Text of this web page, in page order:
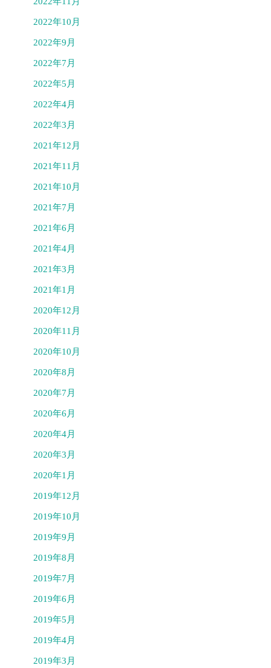
2022年10月
2022年9月
2022年7月
2022年5月
2022年4月
2022年3月
2021年12月
2021年11月
2021年10月
2021年7月
2021年6月
2021年4月
2021年3月
2021年1月
2020年12月
2020年11月
2020年10月
2020年8月
2020年7月
2020年6月
2020年4月
2020年3月
2020年1月
2019年12月
2019年10月
2019年9月
2019年8月
2019年7月
2019年6月
2019年5月
2019年4月
2019年3月